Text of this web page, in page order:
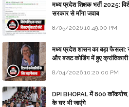
मध्य प्रदेश शिक्षक भर्ती 2025:
सरकार से माँगा जवाब
8/05/2026 10:49:00 PM
मध्य प्रदेश शासन का बड़ा फैसला:
और बजट कोडिंग में हुए
8/04/2026 10:20:00 PM
DPI BHOPAL में 800
के घर भी जाएंगे